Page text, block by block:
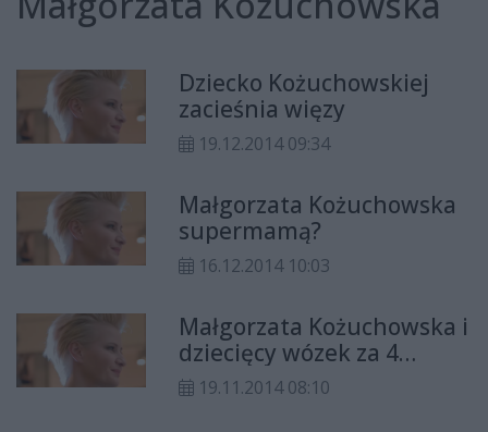
Dziecko Kożuchowskiej
zacieśnia więzy
19.12.2014 09:34
Małgorzata Kożuchowska
supermamą?
16.12.2014 10:03
Małgorzata Kożuchowska i
dziecięcy wózek za 4
tysiące?
19.11.2014 08:10